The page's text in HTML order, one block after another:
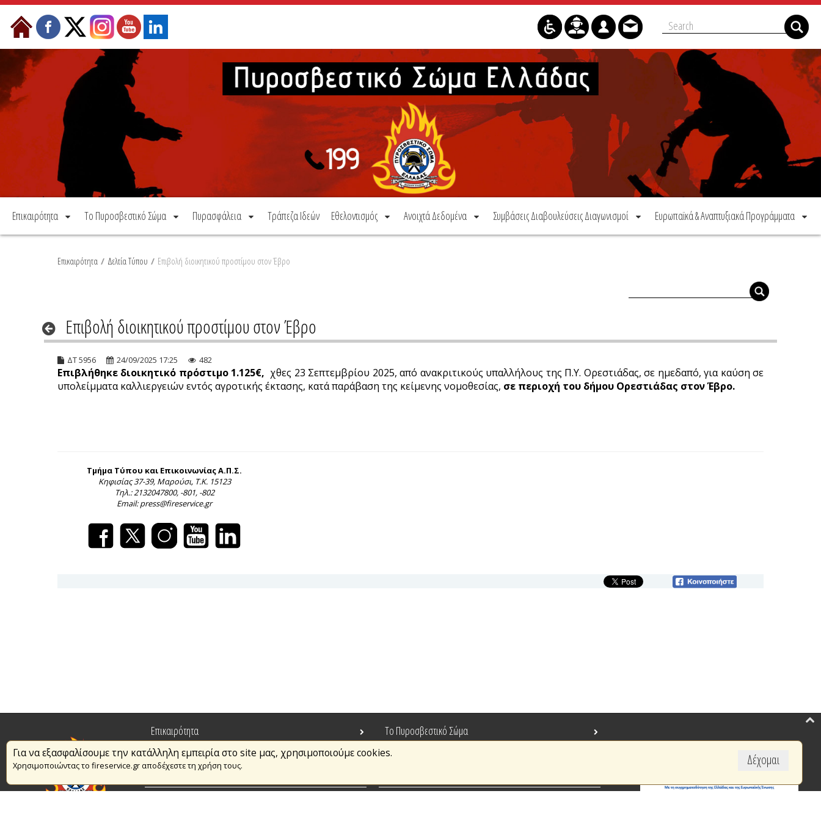
Μετάβαση στο περιεχόμενο
Επικαιρότητα Το Πυροσβεστικό Σώμα Πυρασφάλεια Τράπεζα Ιδεών Εθελοντισμός Ανοιχτά Δεδομένα Συμβάσεις Διαβουλεύσεις Διαγωνισμοί Ευρωπαϊκά & Αναπτυξιακά Προγράμματα
Επικαιρότητα / Δελτία Τύπου / Επιβολή διοικητικού προστίμου στον Έβρο
Επιβολή διοικητικού προστίμου στον Έβρο
ΔΤ 5956 24/09/2025 17:25 482
Επιβλήθηκε διοικητικό πρόστιμο 1.125€, χθες 23 Σεπτεμβρίου 2025, από ανακριτικούς υπαλλήλους της Π.Υ. Ορεστιάδας, σε ημεδαπό, για καύση σε
υπολείμματα καλλιεργειών εντός αγροτικής έκτασης, κατά παράβαση της κείμενης νομοθεσίας, σε περιοχή του δήμου Ορεστιάδας στον Έβρο.
Τμήμα Τύπου και Επικοινωνίας Α.Π.Σ.
Κηφισίας 37-39, Μαρούσι, Τ.Κ. 15123
Τηλ.: 2132047800, -801, -802
Email: press@fireservice.gr
Δέχομαι
Για να εξασφαλίσουμε την κατάλληλη εμπειρία στο site μας, χρησιμοποιούμε cookies.
Χρησιμοποιώντας το fireservice.gr αποδέχεστε τη χρήση τους.
Επικαιρότητα
Το Πυροσβεστικό Σώμα
Πυρασφάλεια
Τράπεζα Ιδεών